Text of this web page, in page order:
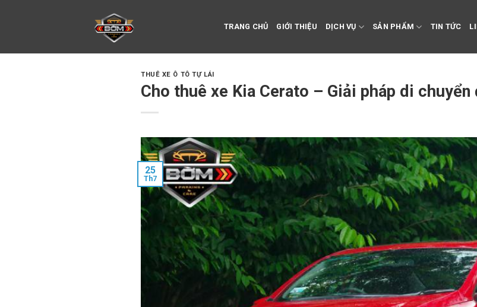
TRANG CHỦ GIỚI THIỆU DỊCH VỤ SẢN PHẨM TIN TỨC
THUÊ XE Ô TÔ TỰ LÁI
Cho thuê xe Kia Cerato – Giải pháp di
25
Th7